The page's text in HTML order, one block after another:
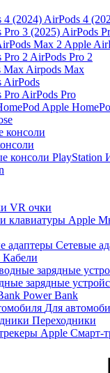
AirPods 4
AirPods
Apple
AirPods Pro 2
Airpods Max
AirPods
AirPods Pro
Apple
VR очки
Сетевые
Кабели
зарядные
Power Bank
Для
Переходники
Смарт-